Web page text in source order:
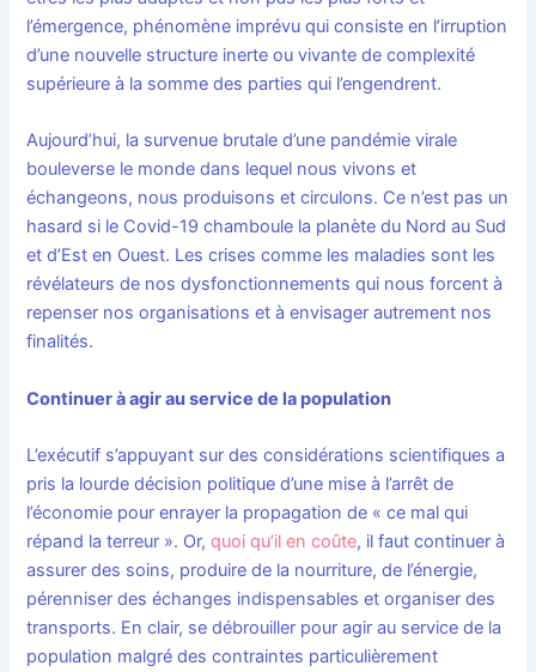
l’émergence, phénomène imprévu qui consiste en l’irruption
d’une nouvelle structure inerte ou vivante de complexité
supérieure à la somme des parties qui l’engendrent.
Aujourd’hui, la survenue brutale d’une pandémie virale
bouleverse le monde dans lequel nous vivons et
échangeons, nous produisons et circulons. Ce n’est pas un
hasard si le Covid-19 chamboule la planète du Nord au Sud
et d’Est en Ouest. Les crises comme les maladies sont les
révélateurs de nos dysfonctionnements qui nous forcent à
repenser nos organisations et à envisager autrement nos
finalités.
Continuer à agir au service de la population
L’exécutif s’appuyant sur des considérations scientifiques a
pris la lourde décision politique d’une mise à l’arrêt de
l’économie pour enrayer la propagation de « ce mal qui
répand la terreur ». Or,quoi qu’il en coûte, il faut continuer à
assurer des soins, produire de la nourriture, de l’énergie,
pérenniser des échanges indispensables et organiser des
transports. En clair, se débrouiller pour agir au service de la
population malgré des contraintes particulièrement